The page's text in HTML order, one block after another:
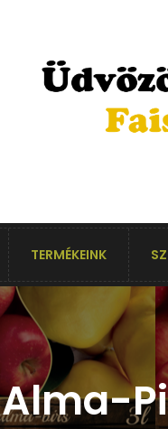
TERMÉKEINK
Alma-